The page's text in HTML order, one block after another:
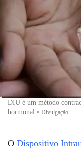
DIU é um método
hormonal • Divulgação.
O Dispositivo